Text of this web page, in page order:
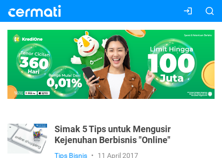
Simak 5 Tips untuk Mengusir
Kejenuhan Berbisnis "Online"
Tips Bisnis • 11 April 2017